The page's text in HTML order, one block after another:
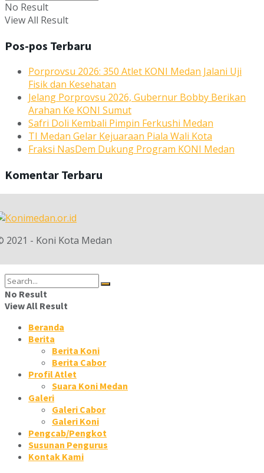
No Result
View All Result
Pos-pos Terbaru
Porprovsu 2026: 350 Atlet KONI Medan Jalani Uji
Fisik dan Kesehatan
Jelang Porprovsu 2026, Gubernur Bobby Berikan
Arahan Ke KONI Sumut
Safri Doli Kembali Pimpin Ferkushi Medan
TI Medan Gelar Kejuaraan Piala Wali Kota
Fraksi NasDem Dukung Program KONI Medan
Komentar Terbaru
2021 - Koni Kota Medan
No Result
View All Result
Beranda
Berita
Berita Koni
Berita Cabor
Profil Atlet
Suara Koni Medan
Galeri
Galeri Cabor
Galeri Koni
Pengcab/Pengkot
Susunan Pengurus
Kontak Kami